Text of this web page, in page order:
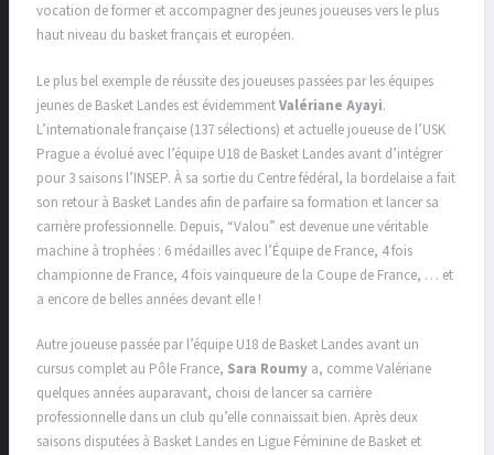
vocation de former et accompagner des jeunes joueuses vers le plus
haut niveau du basket français et européen.
Le plus bel exemple de réussite des joueuses passées par les équipes
jeunes de Basket Landes est évidemmentValériane Ayayi.
L’internationale française (137 sélections) et actuelle joueuse de l’USK
Prague a évolué avec l’équipe U18 de Basket Landes avant d’intégrer
pour 3 saisons l’INSEP. À sa sortie du Centre fédéral, la bordelaise a fait
son retour à Basket Landes afin de parfaire sa formation et lancer sa
carrière professionnelle. Depuis, “Valou” est devenue une véritable
machine à trophées : 6 médailles avec l’Équipe de France, 4 fois
championne de France, 4 fois vainqueure de la Coupe de France, … et
a encore de belles années devant elle !
Autre joueuse passée par l’équipe U18 de Basket Landes avant un
cursus complet au Pôle France, Sara Roumy a, comme Valériane
quelques années auparavant, choisi de lancer sa carrière
professionnelle dans un club qu’elle connaissait bien. Après deux
saisons disputées à Basket Landes en Ligue Féminine de Basket et